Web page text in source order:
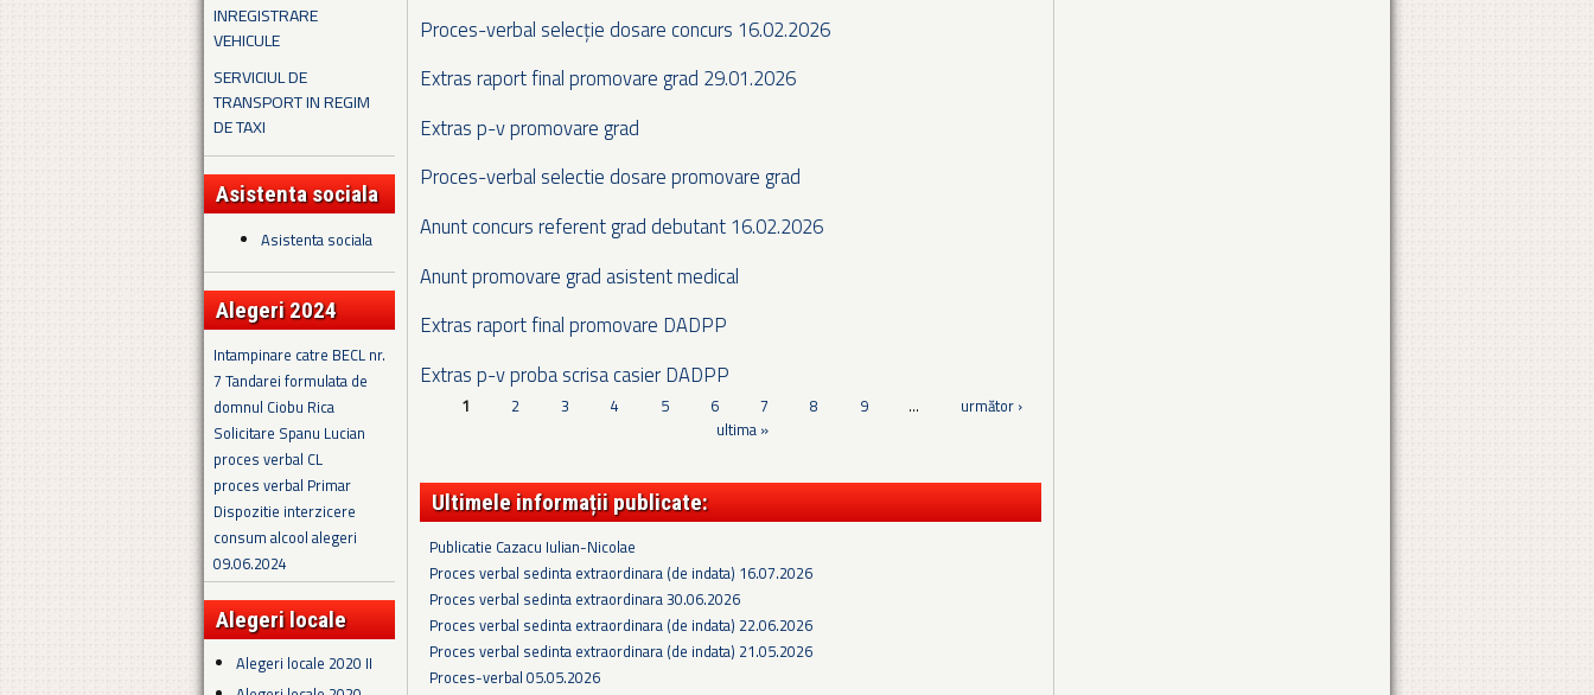
INREGISTRARE
VEHICULE
SERVICIUL DE
TRANSPORT IN REGIM
DE TAXI
Asistenta sociala
Asistenta sociala
Alegeri 2024
Intampinare catre BECL nr.
7 Tandarei formulata de
domnul Ciobu Rica
Solicitare Spanu Lucian
proces verbal CL
proces verbal Primar
Dispozitie interzicere
consum alcool alegeri
09.06.2024
Alegeri locale
Alegeri locale 2020 II
Proces-verbal selecție dosare concurs 16.02.2026
Extras raport final promovare grad 29.01.2026
Extras p-v promovare grad
Proces-verbal selectie dosare promovare grad
Anunt concurs referent grad debutant 16.02.2026
Anunt promovare grad asistent medical
Extras raport final promovare DADPP
Extras p-v proba scrisa casier DADPP
Pagini
1 2 3 4 5 6 7 8 9 …
următor ›
ultima »
Ultimele informații publicate:
Publicatie Cazacu Iulian-Nicolae
Proces verbal sedinta extraordinara (de indata) 16.07.2026
Proces verbal sedinta extraordinara 30.06.2026
Proces verbal sedinta extraordinara (de indata) 22.06.2026
Proces verbal sedinta extraordinara (de indata) 21.05.2026
Proces-verbal 05.05.2026